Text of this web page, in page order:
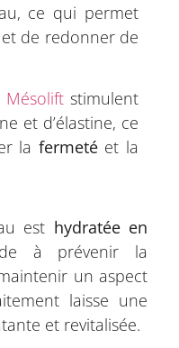
ce qui permet
de redonner de
Mésoliftstimulent
et d’élastine, ce
la fermetéet la
est hydratée en
à prévenir la
un aspect
laisse une
et revitalisée.